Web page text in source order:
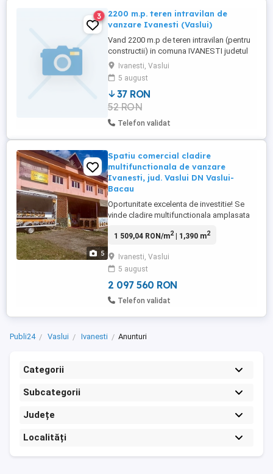
3
2200 m.p. teren intravilan de
vanzare Ivanesti (Vaslui)
Vand 2200 m.p de teren intravilan (pentru
constructii) in comuna IVANESTI judetul
Vaslui. Terenul are o deschidere de 18.5
metri la DN 2F (strada principala Vaslui -
Bacau) Pretul 7 euro m.p. negociabil .
Ivanesti, Vaslui
5 august
37 RON
52 RON
Telefon validat
5
Spatiu comercial cladire
multifunctionala de vanzare
Ivanesti, jud. Vaslui DN Vaslui-
Bacau
Oportunitate excelenta de investitie! Se
vinde cladire multifunctionala amplasata
comuna Ivanesti, judetul Vaslui. Imobilul
comerciale sau reconversie in
apartamente, pensiune, productie,
supermarket, showroom, birouri, clinica, ...
1 509,04 RON/m2| 1,390 m2
Ivanesti, Vaslui
5 august
2 097 560 RON
Telefon validat
Publi24 Vaslui Ivanesti Anunturi
Categorii
Subcategorii
Județe
Localități